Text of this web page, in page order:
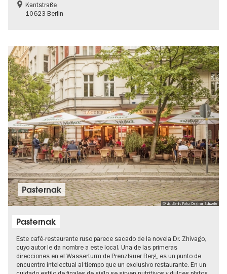
Kantstraße
10623 Berlin
© visitBerlin, Foto: Dagmar Schwelle
Pasternak
Pasternak
Este café-restaurante ruso parece sacado de la novela Dr. Zhivago,
cuyo autor le da nombre a este local. Una de las primeras
direcciones en el Wasserturm de Prenzlauer Berg, es un punto de
encuentro intelectual al tiempo que un exclusivo restaurante. En un